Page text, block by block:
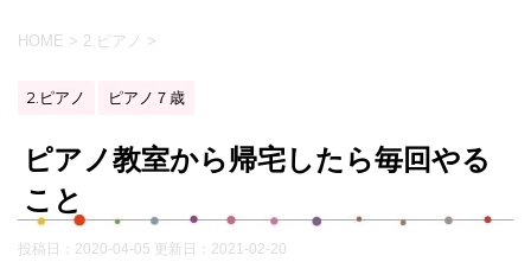
HOME > 2.ピアノ >
2.ピアノ ピアノ７歳
ピアノ教室から帰宅したら毎回やる
こと
投稿日：2020-04-05 更新日： 2021-02-20